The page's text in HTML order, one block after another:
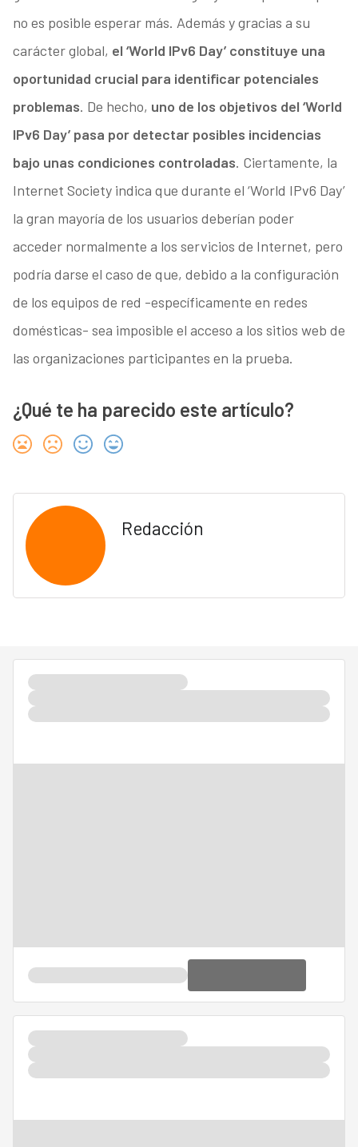
no es posible esperar más. Además y gracias a su
carácter global, el ‘World IPv6 Day’ constituye una
oportunidad crucial para identificar potenciales
problemas. De hecho, uno de los objetivos del ‘World
IPv6 Day’ pasa por detectar posibles incidencias
bajo unas condiciones controladas. Ciertamente, la
Internet Society indica que durante el ‘World IPv6 Day’
la gran mayoría de los usuarios deberían poder
acceder normalmente a los servicios de Internet, pero
podría darse el caso de que, debido a la configuración
de los equipos de red -específicamente en redes
domésticas- sea imposible el acceso a los sitios web de
las organizaciones participantes en la prueba.
¿Qué te ha parecido este artículo?
Redacción